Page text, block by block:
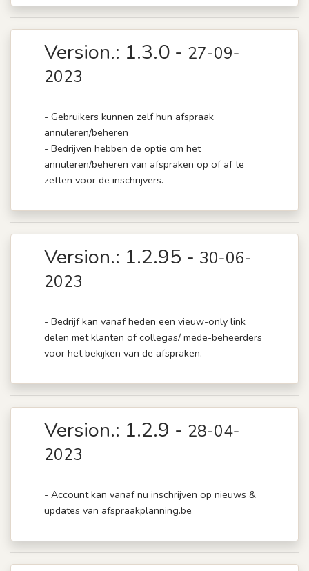
Version.: 1.3.0 - 27-09-
2023
- Gebruikers kunnen zelf hun afspraak
annuleren/beheren
- Bedrijven hebben de optie om het
annuleren/beheren van afspraken op of af te
zetten voor de inschrijvers.
Version.: 1.2.95 - 30-06-
2023
- Bedrijf kan vanaf heden een vieuw-only link
delen met klanten of collegas/ mede-beheerders
voor het bekijken van de afspraken.
Version.: 1.2.9 - 28-04-
2023
- Account kan vanaf nu inschrijven op nieuws &
updates van afspraakplanning.be